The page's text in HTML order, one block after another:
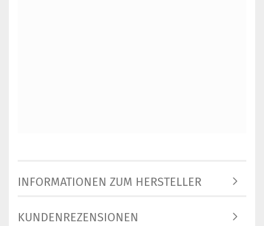
INFORMATIONEN ZUM HERSTELLER
KUNDENREZENSIONEN